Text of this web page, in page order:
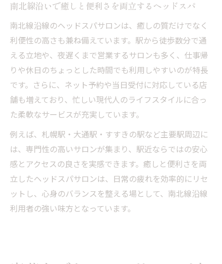
南北線沿いで癒しと便利さを両立するヘッドスパ
南北線沿線のヘッドスパサロンは、癒しの質だけでなく
利便性の高さも兼ね備えています。駅から徒歩数分で通
える立地や、夜遅くまで営業するサロンも多く、仕事帰
りや休日のちょっとした時間でも利用しやすいのが特長
です。さらに、ネット予約や当日受付に対応している店
舗も増えており、忙しい現代人のライフスタイルに合っ
た柔軟なサービスが充実しています。
例えば、札幌駅・大通駅・すすきの駅など主要駅周辺に
は、専門性の高いサロンが集まり、駅近ならではの安心
感とアクセスの良さを実感できます。癒しと便利さを両
立したヘッドスパサロンは、日常の疲れを効率的にリセ
ットし、心身のバランスを整える場として、南北線沿線
利用者の強い味方となっています。